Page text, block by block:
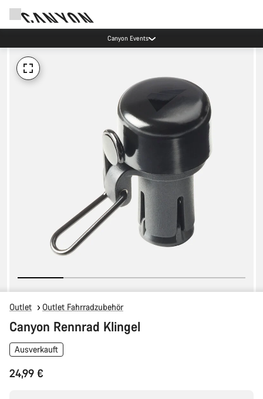
Canyon Events
Outlet Outlet Fahrradzubehör
Canyon Rennrad Klingel
Ausverkauft
24,99 €